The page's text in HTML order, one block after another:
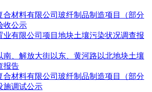
合材料有限公司玻纤制品制造项目（部分
收公示
业有限公司项目地块土壤污染状况调查报
南、解放大街以东、黄河路以北地块土壤
报告
合材料有限公司玻纤制品制造项目（部分
施调试公示